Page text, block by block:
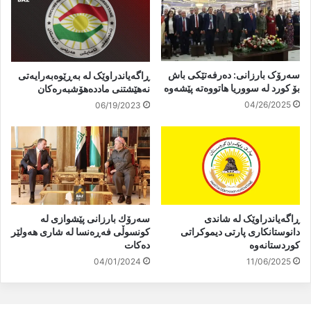
سەرۆک بارزانی: دەرفەتێکی باش
بۆ کورد لە سووریا هاتووەتە پێشەوە
04/26/2025
ڕاگەیاندراوێک لە بەڕێوەبەرایەتی
نەهێشتنی ماددەهۆشبەرەکان
06/19/2023
ڕاگەیاندراوێک لە شاندی
دانوستانکاری پارتى دیموکراتى
کوردستانەوه
11/06/2025
سەرۆك بارزانی پێشوازی لە
كونسوڵی فەڕەنسا لە شاری هەولێر
دەكات
04/01/2024